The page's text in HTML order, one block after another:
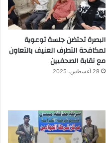
البصرة تحتضن جلسة توعوية
لمكافحة التطرف العنيف بالتعاون
مع نقابة الصحفيين
28 أغسطس، 2025